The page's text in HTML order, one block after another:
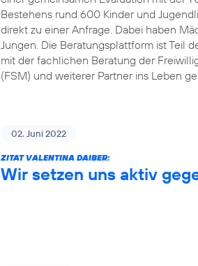
Bestehens rund 600 Kinder und
direkt zu einer Anfrage. Dabei haben
Jungen. Die Beratungsplattform ist Teil
mit der fachlichen Beratung der
(FSM) und weiterer Partner ins Leben
02. Juni 2022
ZITAT VALENTINA DAIBER:
Wir setzen uns aktiv